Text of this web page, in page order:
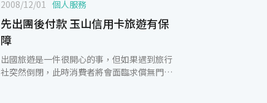
2008/12/01 個人服務
先出團後付款 玉山信用卡旅遊有保
障
出國旅遊是一件很開心的事，但如果遇到旅行
社突然倒閉，此時消費者將會面臨求償無門，